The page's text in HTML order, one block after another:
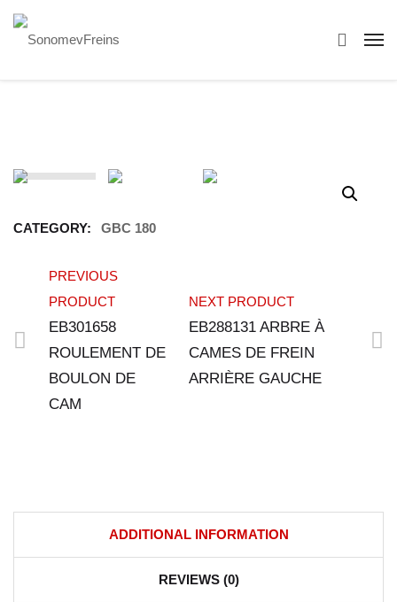
CATEGORY: GBC 180
PREVIOUS
PRODUCT
EB301658
ROULEMENT DE
BOULON DE
CAM
NEXT PRODUCT
EB288131 ARBRE À
CAMES DE FREIN
ARRIÈRE GAUCHE
ADDITIONAL INFORMATION
REVIEWS (0)